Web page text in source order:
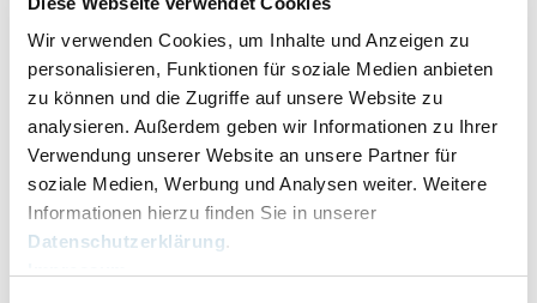
Wir verwenden Cookies, um Inhalte und Anzeigen zu
personalisieren, Funktionen für soziale Medien anbieten
zu können und die Zugriffe auf unsere Website zu
analysieren. Außerdem geben wir Informationen zu Ihrer
Verwendung unserer Website an unsere Partner für
soziale Medien, Werbung und Analysen weiter. Weitere
Informationen hierzu finden Sie in unserer
Datenschutzerklärung.
Veranstaltungen
Hinweis
Es wurden keine Ergebnisse gefunden.
Veranstaltungen
Such-
und
Ansichtennavigation
Suche
Veranstaltung
Ansichten-
Zusammenfassung
Anstehende
Datum
auswählen.